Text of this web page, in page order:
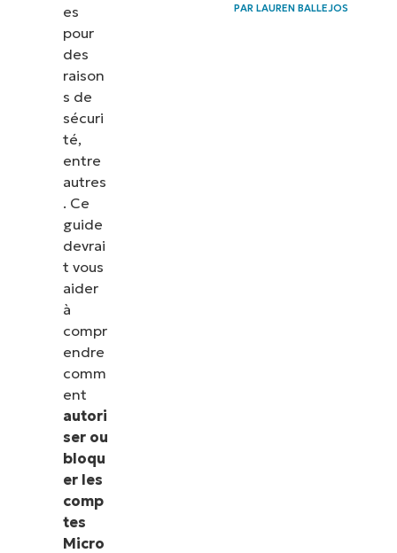
es
pour
des
raison
s de
sécuri
té,
entre
autres
. Ce
guide
devrai
t vous
aider
à
compr
endre
comm
ent
autori
ser ou
bloqu
er les
comp
tes
Micro
PAR LAUREN BALLEJOS